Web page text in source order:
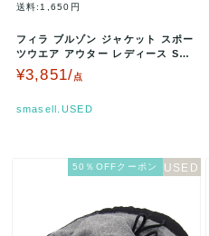
送料:1,650円
フィラ ブルゾン ジャケット スポー
ツウエア アウター レディース Sサ
イズ 濃紺 FILA 【中古…
¥3,851/点
smasell.USED
50％OFFクーポン